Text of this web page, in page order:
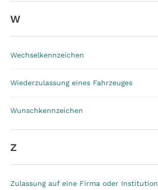
W
Wechselkennzeichen
Wiederzulassung eines Fahrzeuges
Wunschkennzeichen
Z
Zulassung auf eine Firma oder Institution